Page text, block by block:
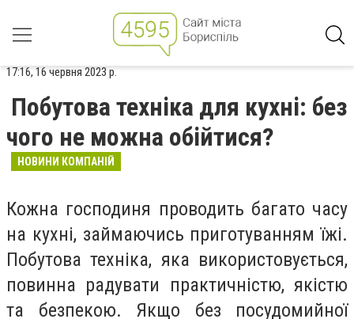
17:16, 16 червня 2023 р.
Побутова техніка для кухні: без
чого не можна обійтися?
НОВИНИ КОМПАНІЙ
Кожна господиня проводить багато часу
на кухні, займаючись приготуванням їжі.
Побутова техніка, яка використовується,
повинна радувати практичністю, якістю
та безпекою. Якщо без посудомийної